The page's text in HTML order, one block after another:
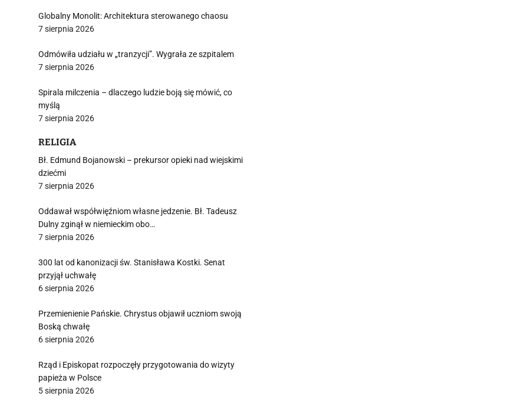
Globalny Monolit: Architektura sterowanego chaosu
7 sierpnia 2026
Odmówiła udziału w „tranzycji”. Wygrała ze szpitalem
7 sierpnia 2026
Spirala milczenia – dlaczego ludzie boją się mówić, co
myślą
7 sierpnia 2026
RELIGIA
Bł. Edmund Bojanowski – prekursor opieki nad wiejskimi
dziećmi
7 sierpnia 2026
Oddawał współwięźniom własne jedzenie. Bł. Tadeusz
Dulny zginął w niemieckim obo…
7 sierpnia 2026
300 lat od kanonizacji św. Stanisława Kostki. Senat
przyjął uchwałę
6 sierpnia 2026
Przemienienie Pańskie. Chrystus objawił uczniom swoją
Boską chwałę
6 sierpnia 2026
Rząd i Episkopat rozpoczęły przygotowania do wizyty
papieża w Polsce
5 sierpnia 2026